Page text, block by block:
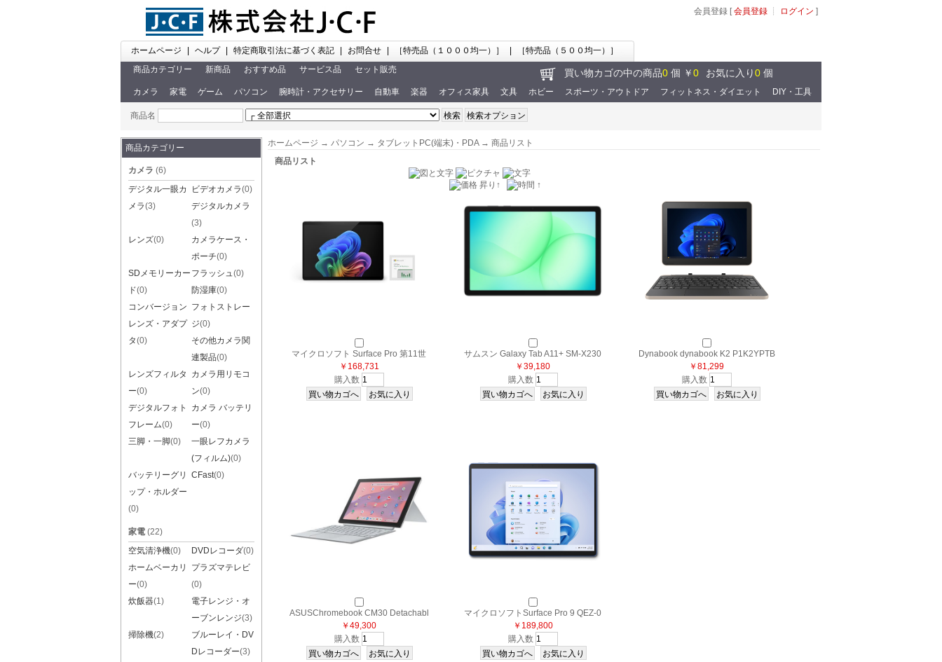
会員登録 [会員登録 ┊ ログイン ]
ホームページ ヘルプ 特定商取引法に基づく表記 お問合せ ［特売品（１０００均一）］
［特売品（５００均一）］
商品カテゴリー
新商品 おすすめ品 サービス品 セット販売
カメラ 家電 ゲーム パソコン 腕時計・アクセサリー 自動車 楽器 オフィス家具 文具 ホビー スポーツ・アウトドア フィットネス・ダイエット DIY・工具
買い物カゴの中の商品0 個 ￥0 お気に入り0 個
商品名
商品カテゴリー
カメラ (6)
デジタル一眼カ
メラ(3)
ビデオカメラ(0)
デジタルカメラ
(3)
レンズ(0)
カメラケース・
ポーチ(0)
SDメモリーカー
ド(0)
フラッシュ(0)
防湿庫(0)
コンバージョン
レンズ・アダプ
タ(0)
フォトストレー
ジ(0)
その他カメラ関
連製品(0)
レンズフィルタ
ー(0)
カメラ用リモコ
ン(0)
デジタルフォト
フレーム(0)
カメラ バッテリ
ー(0)
三脚・一脚(0)
一眼レフカメラ
(フィルム)(0)
バッテリーグリ
ップ・ホルダー
(0)
CFast(0)
家電 (22)
空気清浄機(0) DVDレコーダ(0)
ホームベーカリ
ー(0)
プラズマテレビ
(0)
炊飯器(1)
電子レンジ・オ
ーブンレンジ(3)
掃除機(2)
ブルーレイ・DV
Dレコーダー(3)
ホームページ → パソコン → タブレットPC(端末)・PDA→ 商品リスト
商品リスト
マイクロソフト Surface Pro 第11世
代 EP2-19225 [ブラック]
￥168,731
購入数
サムスン Galaxy Tab A11+ SM-X230
NZAAXJP [グレー]
￥39,180
購入数
Dynabook dynabook K2 P1K2YPTB
[ブラック&ベージュ]
￥81,299
購入数
ASUSChromebook CM30 Detachabl
e(CM3001) CM3001DM2A-R70006
[フォグシルバー]
￥49,300
購入数
マイクロソフトSurface Pro 9 QEZ-0
0045 [サファイア]
￥189,800
購入数